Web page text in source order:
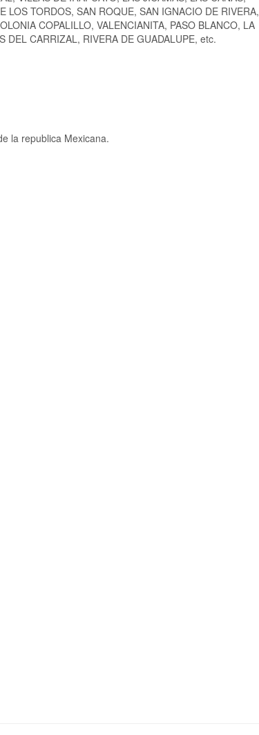
LOS TORDOS, SAN ROQUE, SAN IGNACIO DE RIVERA,
COPALILLO, VALENCIANITA, PASO BLANCO, LA
DEL CARRIZAL, RIVERA DE GUADALUPE, etc.
la republica Mexicana.